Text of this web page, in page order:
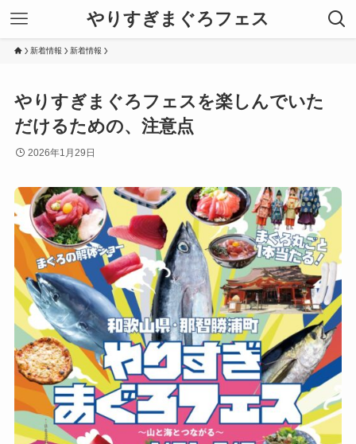
やりすぎまぐろフェス
新着情報 新着情報
やりすぎまぐろフェスを楽しんでいた
だけるための、注意点
2026年1月29日